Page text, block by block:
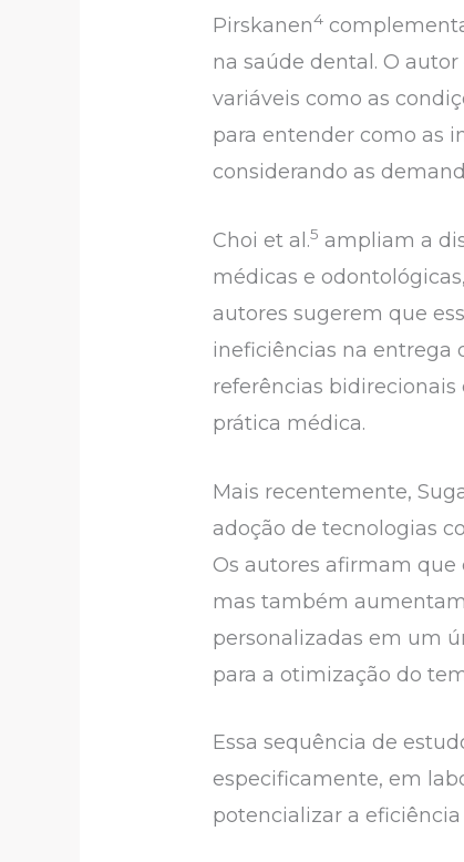
Pirskanen4
na saúde dental. O
variáveis como as
para entender como as
considerando as
Choi et al.5 ampliam a
médicas e
autores sugerem que
ineficiências na entrega
referências
prática médica.
Mais recentemente,
adoção de tecnologias
Os autores afirmam que
mas também
personalizadas em um
para a otimização do
Essa sequência de
especificamente, em
potencializar a